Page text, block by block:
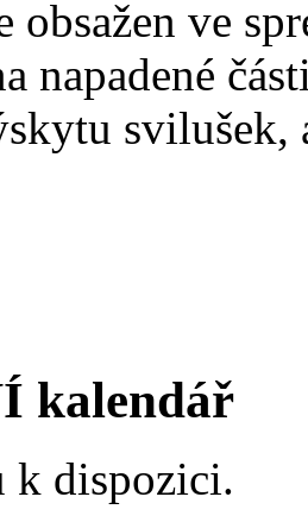
obsažen ve
napadené
svilušek,
kalendář
k dispozici.